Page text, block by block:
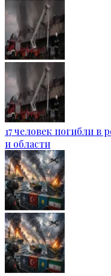
17 человек погибли в
и области